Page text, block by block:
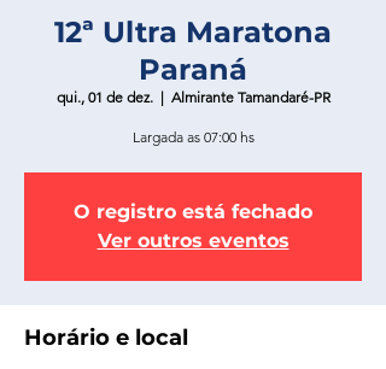
12ª Ultra Maratona
Paraná
qui., 01 de dez.
  |
Almirante Tamandaré-PR
Largada as 07:00 hs
O registro está fechado
Ver outros eventos
Horário e local